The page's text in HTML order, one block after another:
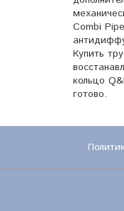
Combi
Купить
кольцо
готово.